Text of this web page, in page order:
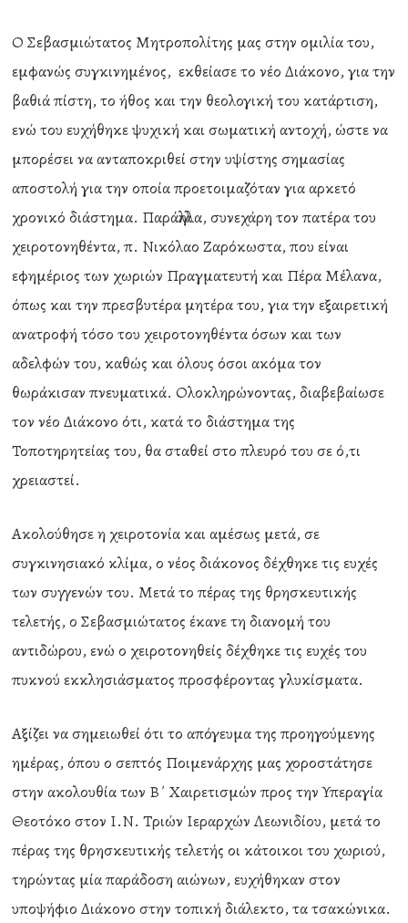
Ο Σεβασμιώτατος Μητροπολίτης μας στην ομιλία του,
εμφανώς συγκινημένος, εκθείασε το νέο Διάκονο, για την
βαθιά πίστη, το ήθος και την θεολογική του κατάρτιση,
ενώ του ευχήθηκε ψυχική και σωματική αντοχή, ώστε να
μπορέσει να ανταποκριθεί στην υψίστης σημασίας
αποστολή για την οποία προετοιμαζόταν για αρκετό
χρονικό διάστημα. Παράλληλα, συνεχάρη τον πατέρα του
χειροτονηθέντα, π. Νικόλαο Ζαρόκωστα, που είναι
εφημέριος των χωριών Πραγματευτή και Πέρα Μέλανα,
όπως και την πρεσβυτέρα μητέρα του, για την εξαιρετική
ανατροφή τόσο του χειροτονηθέντα όσων και των
αδελφών του, καθώς και όλους όσοι ακόμα τον
θωράκισαν πνευματικά. Ολοκληρώνοντας, διαβεβαίωσε
τον νέο Διάκονο ότι, κατά το διάστημα της
Τοποτηρητείας του, θα σταθεί στο πλευρό του σε ό,τι
χρειαστεί.
Ακολούθησε η χειροτονία και αμέσως μετά, σε
συγκινησιακό κλίμα, ο νέος διάκονος δέχθηκε τις ευχές
των συγγενών του. Μετά το πέρας της θρησκευτικής
τελετής, ο Σεβασμιώτατος έκανε τη διανομή του
αντιδώρου, ενώ ο χειροτονηθείς δέχθηκε τις ευχές του
πυκνού εκκλησιάσματος προσφέροντας γλυκίσματα.
Αξίζει να σημειωθεί ότι το απόγευμα της προηγούμενης
ημέρας, όπου ο σεπτός Ποιμενάρχης μας χοροστάτησε
στην ακολουθία των Β΄ Χαιρετισμών προς την Υπεραγία
Θεοτόκο στον Ι.Ν. Τριών Ιεραρχών Λεωνιδίου, μετά το
πέρας της θρησκευτικής τελετής οι κάτοικοι του χωριού,
τηρώντας μία παράδοση αιώνων, ευχήθηκαν στον
υποψήφιο Διάκονο στην τοπική διάλεκτο, τα τσακώνικα.